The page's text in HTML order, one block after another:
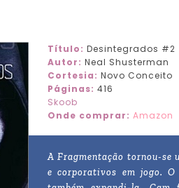
Título: Desintegrados #2
Autor: Neal Shusterman
Cortesia: Novo Conceito
Páginas: 416
Skoob
Onde comprar: Amazon
A Fragmentação tornou-se
e corporativos em jogo. O